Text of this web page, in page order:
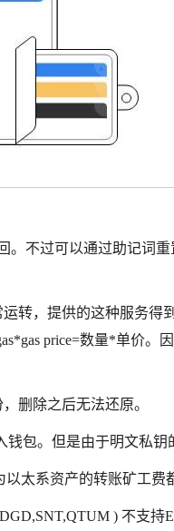
。不过可以通过助记词
转，提供的这种服务得
price=数量*单价。
删除之后无法还原。
包。但是由于明文私钥
太系资产的转账矿工费
) 不支持